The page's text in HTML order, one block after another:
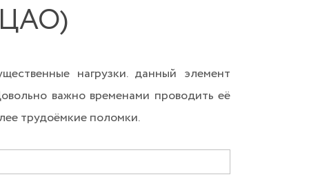
ЦАО)
нагрузки. данный элемент
важно временами проводить её
трудоёмкие поломки.